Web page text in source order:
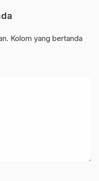
Kolom yang bertanda